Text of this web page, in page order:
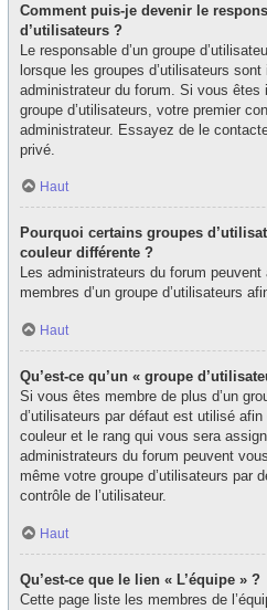
Comment puis-je devenir le
d’utilisateurs ?
Le responsable d’un groupe
lorsque les groupes d’utilisateurs
administrateur du forum. Si vous êtes
groupe d’utilisateurs, votre premier
administrateur. Essayez de le
privé.
Haut
Pourquoi certains groupes
couleur différente ?
Les administrateurs du forum
membres d’un groupe d’utilisateurs
Haut
Qu’est-ce qu’un « groupe
Si vous êtes membre de plus d’un
d’utilisateurs par défaut est utilisé
couleur et le rang qui vous sera
administrateurs du forum peuvent
même votre groupe d’utilisateurs par
contrôle de l’utilisateur.
Haut
Qu’est-ce que le lien « L’équipe » ?
Cette page liste les membres de